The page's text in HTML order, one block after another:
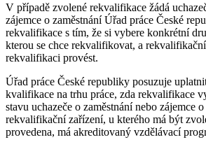
V případě zvolené rekvalifikace žádá
zájemce o zaměstnání Úřad práce České
rekvalifikace s tím, že si vybere konkrétní
kterou se chce rekvalifikovat, a
rekvalifikaci provést.
Úřad práce České republiky posuzuje
kvalifikace na trhu práce, zda rekvalifikace
stavu uchazeče o zaměstnání nebo zájemce
rekvalifikační zařízení, u kterého má být
provedena, má akreditovaný vzdělávací